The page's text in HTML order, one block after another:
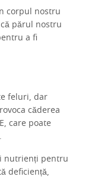
corpul nostru
părul nostru
a fi
feluri, dar
căderea
care poate
nutrienți pentru
deficiență,